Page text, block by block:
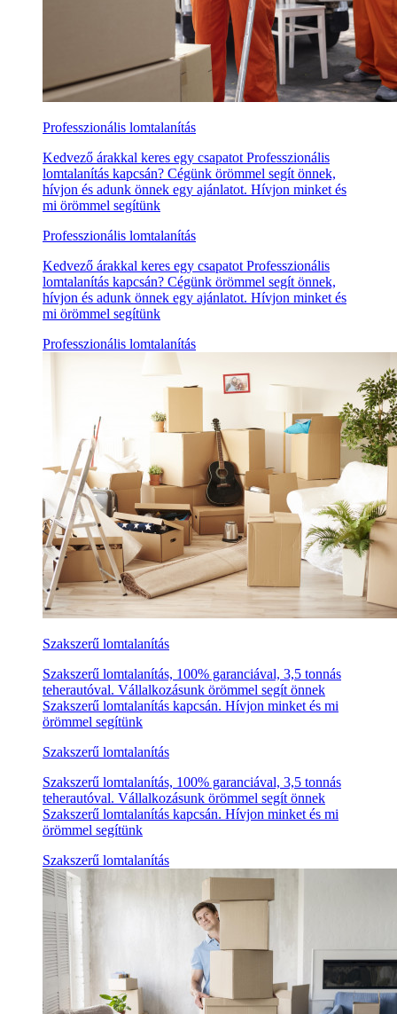
Professzionális lomtalanítás
Kedvező árakkal keres egy csapatot Professzionális
lomtalanítás kapcsán? Cégünk örömmel segít önnek,
hívjon és adunk önnek egy ajánlatot. Hívjon minket és
mi örömmel segítünk
Professzionális lomtalanítás
Kedvező árakkal keres egy csapatot Professzionális
lomtalanítás kapcsán? Cégünk örömmel segít önnek,
hívjon és adunk önnek egy ajánlatot. Hívjon minket és
mi örömmel segítünk
Professzionális lomtalanítás
Szakszerű lomtalanítás
Szakszerű lomtalanítás, 100% garanciával, 3,5 tonnás
teherautóval. Vállalkozásunk örömmel segít önnek
Szakszerű lomtalanítás kapcsán. Hívjon minket és mi
örömmel segítünk
Szakszerű lomtalanítás
Szakszerű lomtalanítás, 100% garanciával, 3,5 tonnás
teherautóval. Vállalkozásunk örömmel segít önnek
Szakszerű lomtalanítás kapcsán. Hívjon minket és mi
örömmel segítünk
Szakszerű lomtalanítás